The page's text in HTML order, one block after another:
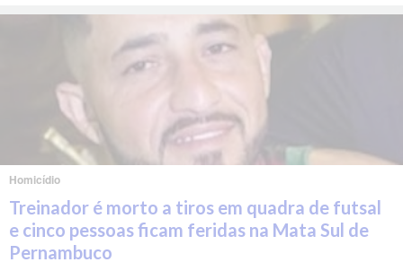
Homicídio
Treinador é morto a tiros em quadra de futsal
e cinco pessoas ficam feridas na Mata Sul de
Pernambuco